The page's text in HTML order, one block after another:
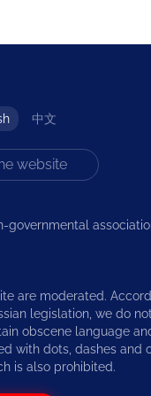
中文
governmental
are moderated.
legislation, we do
obscene language
with dots, dashes and
is also prohibited.